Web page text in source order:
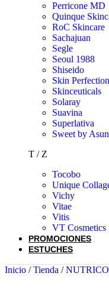
Perricone MD
Quinque
RoC Skincare
Sachajuan
Segle
Seoul 1988
Shiseido
Skin
Skinceuticals
Solaray
Suavina
Superlativa
Sweet by
T / Z
Tocobo
Unique
Vichy
Vitae
Vitis
VT Cosmetics
PROMOCIONES
ESTUCHES
Inicio / Tienda /